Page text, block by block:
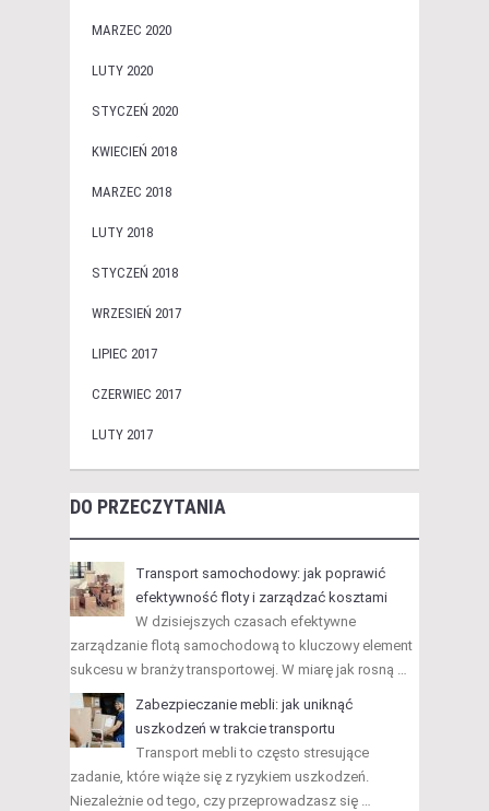
MARZEC 2020
LUTY 2020
STYCZEŃ 2020
KWIECIEŃ 2018
MARZEC 2018
LUTY 2018
STYCZEŃ 2018
WRZESIEŃ 2017
LIPIEC 2017
CZERWIEC 2017
LUTY 2017
DO PRZECZYTANIA
Transport samochodowy: jak poprawić
efektywność floty i zarządzać kosztami
W dzisiejszych czasach efektywne
zarządzanie flotą samochodową to kluczowy element
sukcesu w branży transportowej. W miarę jak rosną …
Zabezpieczanie mebli: jak uniknąć
uszkodzeń w trakcie transportu
Transport mebli to często stresujące
zadanie, które wiąże się z ryzykiem uszkodzeń.
Niezależnie od tego, czy przeprowadzasz się …